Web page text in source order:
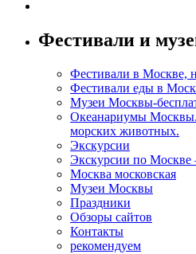
Фестивали и
Фестивали в Москве,
Фестивали еды в
Музеи Москвы-
Океанариумы
морских животных.
Экскурсии
Экскурсии по Москве
Москва московская
Музеи Москвы
Праздники
Обзоры сайтов
Контакты
рекомендуем